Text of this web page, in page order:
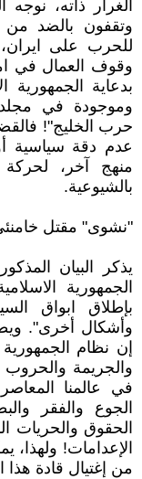
الغرار ذاته،
وتقفون بالضد من
للحرب على
وقوف العمال في
بدعاية الجمهورية
وموجودة في
حرب الخليج"!
عدم دقة سياسية
منهج آخر،
بالشيوعية.
"نشوى" مقتل خامنئي
يذكر البيان
الجمهورية
بإطلاق ابواق
وأشكال أخرى".
إن نظام
والجريمة والحروب
في عالمنا
الجوع والفقر
الحقوق والحريات
الإعدامات!
من إغتيال قادة هذا